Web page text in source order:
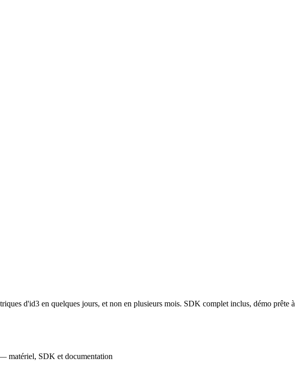
d'id3 en quelques jours, et non en plusieurs mois. SDK complet inclus, démo prête à
matériel, SDK et documentation